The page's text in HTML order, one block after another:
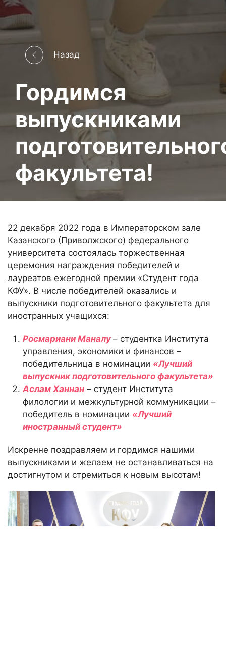
Назад
Гордимся
выпускниками
факультета!
22 декабря 2022 года в Императорском зале
Казанского (Приволжского) федерального
университета состоялась торжественная
церемония награждения победителей и
лауреатов ежегодной премии «Студент года
КФУ». В числе победителей оказались и
выпускники подготовительного факультета для
иностранных учащихся:
Росмариани Маналу – студентка Института
управления, экономики и финансов –
победительница в номинации «Лучший
выпускник подготовительного факультета»
Аслам Ханнан – студент Института
филологии и межкультурной коммуникации –
победитель в номинации «Лучший
иностранный студент»
Искренне поздравляем и гордимся нашими
выпускниками и желаем не останавливаться на
достигнутом и стремиться к новым высотам!